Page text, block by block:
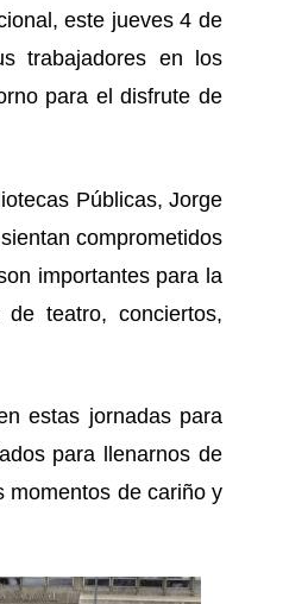
este jueves 4 de
trabajadores en los
para el disfrute de
Públicas, Jorge
comprometidos
importantes para la
teatro, conciertos,
estas jornadas para
para llenarnos de
momentos de cariño y